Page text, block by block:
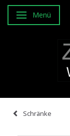
Anzeige ändern
Menü
Schränke